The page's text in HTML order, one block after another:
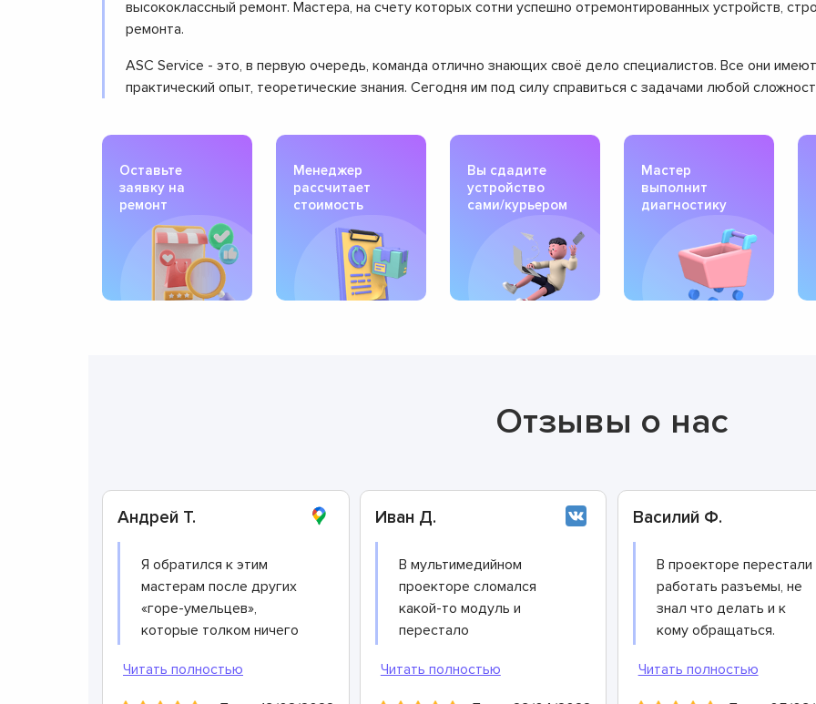
высококлассный ремонт. Мастера, на счету которых сотни успешно отремонтированных устройств,
ремонта.
ASC Service - это, в первую очередь, команда отлично знающих своё дело специалистов. Все они
практический опыт, теоретические знания. Сегодня им под силу справиться с задачами любой
Оставьте
заявку на
ремонт
Менеджер
рассчитает
стоимость
Вы сдадите
устройство
сами/курьером
Мастер
выполнит
диагностику
Отзывы о нас
Андрей Т.
Я обратился к этим
мастерам после других
«горе-умельцев»,
которые толком ничего
меня кругленькую
сумму. Этот сервисный
Иван Д.
В мультимедийном
проекторе сломался
какой-то модуль и
перестало
изображение. Ремонт
нужен был срочно,
Василий Ф.
В проекторе перестали
работать разъемы, не
знал что делать и к
кому обращаться.
«сарафанным радио» и
обратился к советам